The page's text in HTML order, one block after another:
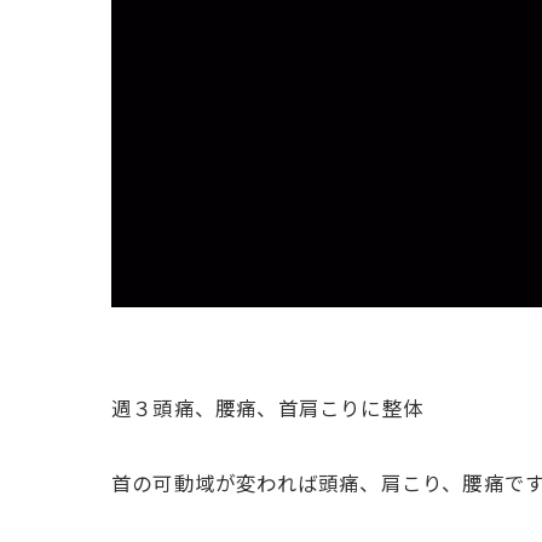
週３頭痛、腰痛、首肩こりに整体
首の可動域が変われば頭痛、肩こり、腰痛で